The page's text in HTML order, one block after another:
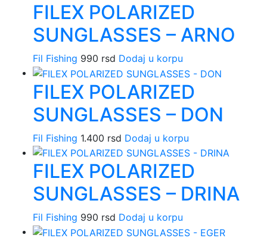
FILEX POLARIZED
SUNGLASSES – ARNO
Fil Fishing 990 rsd Dodaj u korpu
FILEX POLARIZED
SUNGLASSES – DON
Fil Fishing 1.400 rsd Dodaj u korpu
FILEX POLARIZED
SUNGLASSES – DRINA
Fil Fishing 990 rsd Dodaj u korpu